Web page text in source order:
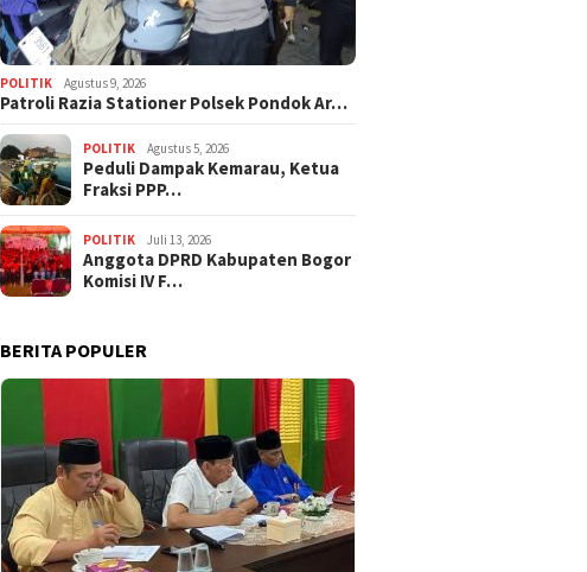
POLITIK Agustus 9, 2026
Patroli Razia Stationer Polsek Pondok Ar…
POLITIK Agustus 5, 2026
‎Peduli Dampak Kemarau, Ketua
Fraksi PPP…
POLITIK Juli 13, 2026
Anggota DPRD Kabupaten Bogor
Komisi IV F…
BERITA POPULER